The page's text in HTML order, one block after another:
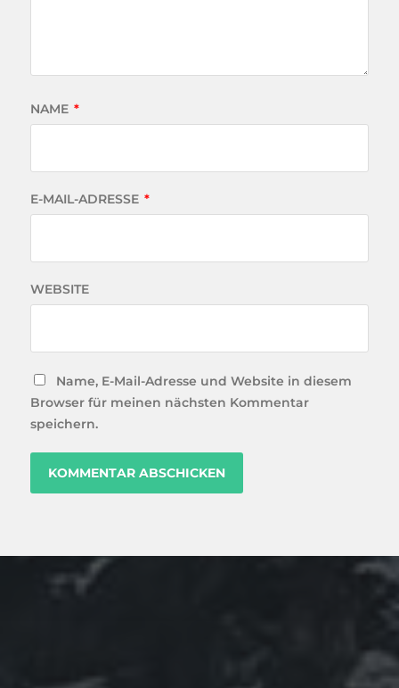
NAME *
E-MAIL-ADRESSE *
WEBSITE
Name, E-Mail-Adresse und Website in diesem
Browser für meinen nächsten Kommentar
speichern.